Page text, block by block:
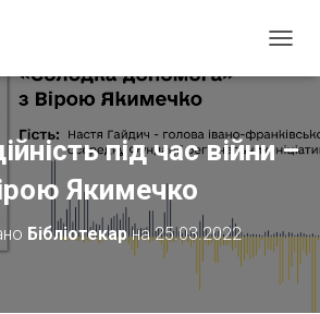
Е
М
К
И
А
під час війни –
Якимечко
Бібліотекарна25.03.2022